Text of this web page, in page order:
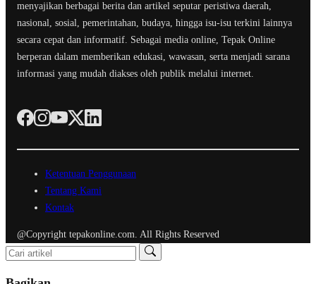
menyajikan berbagai berita dan artikel seputar peristiwa daerah,
nasional, sosial, pemerintahan, budaya, hingga isu-isu terkini lainnya
secara cepat dan informatif. Sebagai media online, Tepak Online
berperan dalam memberikan edukasi, wawasan, serta menjadi sarana
informasi yang mudah diakses oleh publik melalui internet.
Ketentuan Penggunaan
Tentang Kami
Kontak
@Copyright tepakonline.com. All Rights Reserved